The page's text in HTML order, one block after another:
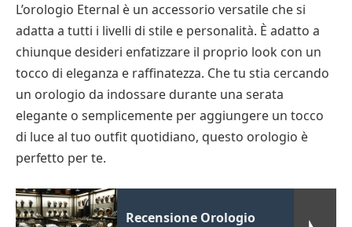
L’orologio Eternal è un accessorio versatile che si
adatta a tutti i livelli di stile e personalità. È adatto a
chiunque desideri enfatizzare il proprio look con un
tocco di eleganza e raffinatezza. Che tu stia cercando
un orologio da indossare durante una serata
elegante o semplicemente per aggiungere un tocco
di luce al tuo outfit quotidiano, questo orologio è
perfetto per te.
Recensione Orologio